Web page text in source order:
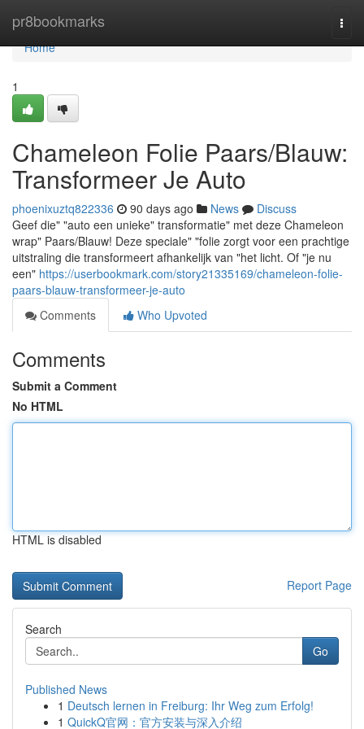
pr8bookmarks
Home
Home
1
Chameleon Folie Paars/Blauw:
Transformeer Je Auto
phoenixuztq822336 90 days ago News
Discuss
Geef die" "auto een unieke" transformatie" met deze Chameleon
wrap" Paars/Blauw! Deze speciale" "folie zorgt voor een prachtige
uitstraling die transformeert afhankelijk van "het licht. Of "je nu
een" https://userbookmark.com/story21335169/chameleon-folie-
paars-blauw-transformeer-je-auto
Comments
Who Upvoted
Comments
Submit a Comment
No HTML
HTML is disabled
Report Page
Search
Go
Published News
1 Deutsch lernen in Freiburg: Ihr Weg zum Erfolg!
1 QuickQ官网：官方安装与深入介绍